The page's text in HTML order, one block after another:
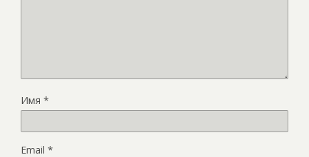
Имя *
Email *